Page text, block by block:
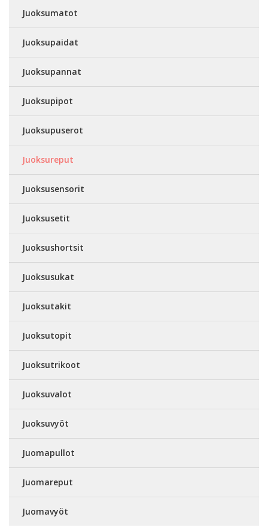
Juoksumatot
Juoksupaidat
Juoksupannat
Juoksupipot
Juoksupuserot
Juoksureput
Juoksusensorit
Juoksusetit
Juoksushortsit
Juoksusukat
Juoksutakit
Juoksutopit
Juoksutrikoot
Juoksuvalot
Juoksuvyöt
Juomapullot
Juomareput
Juomavyöt